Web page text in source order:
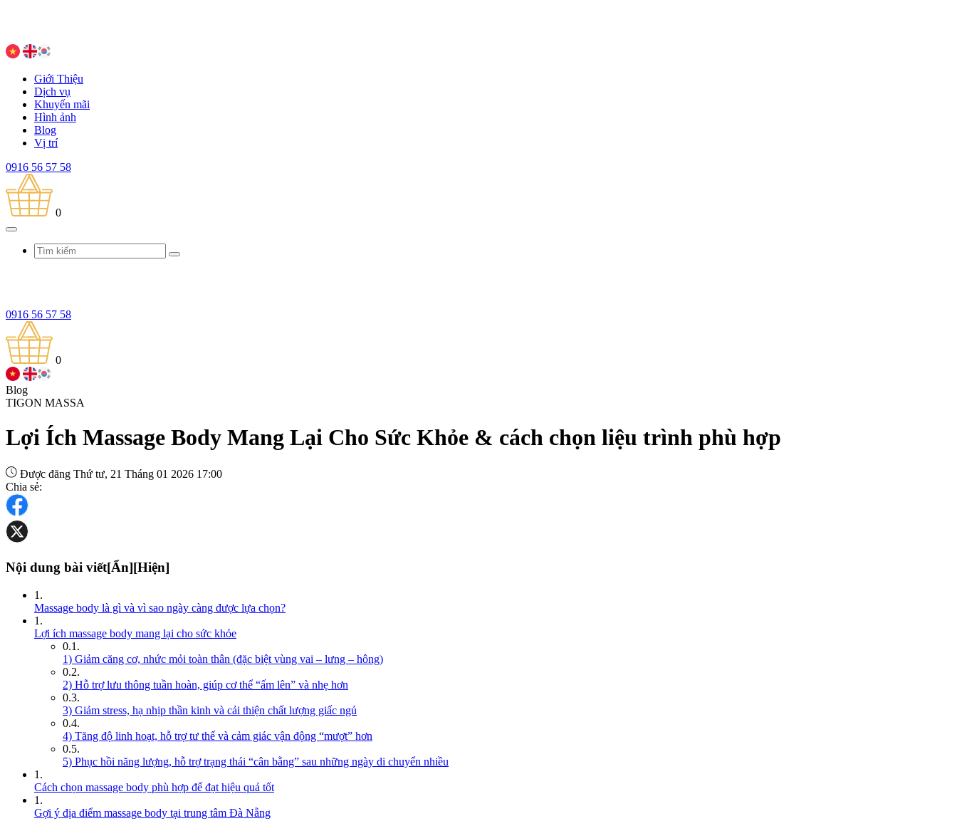
Giới Thiệu
Dịch vụ
Khuyến mãi
Hình ảnh
Blog
Vị trí
0916 56 57 58
0
0916 56 57 58
0
Blog
TIGON MASSA
Lợi Ích Massage Body Mang Lại Cho Sức Khỏe & cách chọn liệu trình phù hợp
Được đăng Thứ tư, 21 Tháng 01 2026 17:00
Chia sẻ:
Nội dung bài viết[Ẩn][Hiện]
Massage body là gì và vì sao ngày càng được lựa chọn?
Lợi ích massage body mang lại cho sức khỏe
1) Giảm căng cơ, nhức mỏi toàn thân (đặc biệt vùng vai – lưng – hông)
2) Hỗ trợ lưu thông tuần hoàn, giúp cơ thể “ấm lên” và nhẹ hơn
3) Giảm stress, hạ nhịp thần kinh và cải thiện chất lượng giấc ngủ
4) Tăng độ linh hoạt, hỗ trợ tư thế và cảm giác vận động “mượt” hơn
5) Phục hồi năng lượng, hỗ trợ trạng thái “cân bằng” sau những ngày di chuyển nhiều
Cách chọn massage body phù hợp để đạt hiệu quả tốt
Gợi ý địa điểm massage body tại trung tâm Đà Nẵng